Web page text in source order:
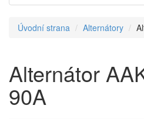
Úvodní strana Alternátory
Alternátor
90A